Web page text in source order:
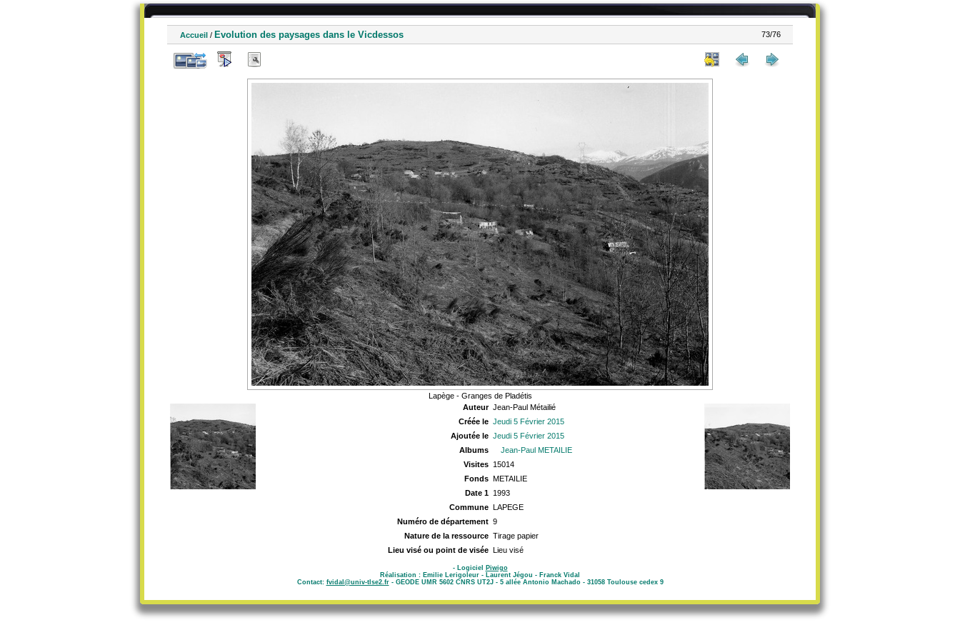
Accueil / Evolution des paysages dans le Vicdessos 73/76
Lapège - Granges de Pladétis
Auteur Jean-Paul Métailié
Créée le Jeudi 5 Février 2015
Ajoutée le Jeudi 5 Février 2015
Albums
Jean-Paul METAILIE
Visites 15014
Fonds METAILIE
Date 1 1993
Commune LAPEGE
Numéro de département 9
Nature de la ressource Tirage papier
Lieu visé ou point de visée Lieu visé
- Logiciel
Piwigo
Réalisation : Emilie Lerigoleur - Laurent Jégou - Franck Vidal
Contact: fvidal@univ-tlse2.fr- GEODE UMR 5602 CNRS UT2J - 5 allée Antonio Machado - 31058 Toulouse cedex 9